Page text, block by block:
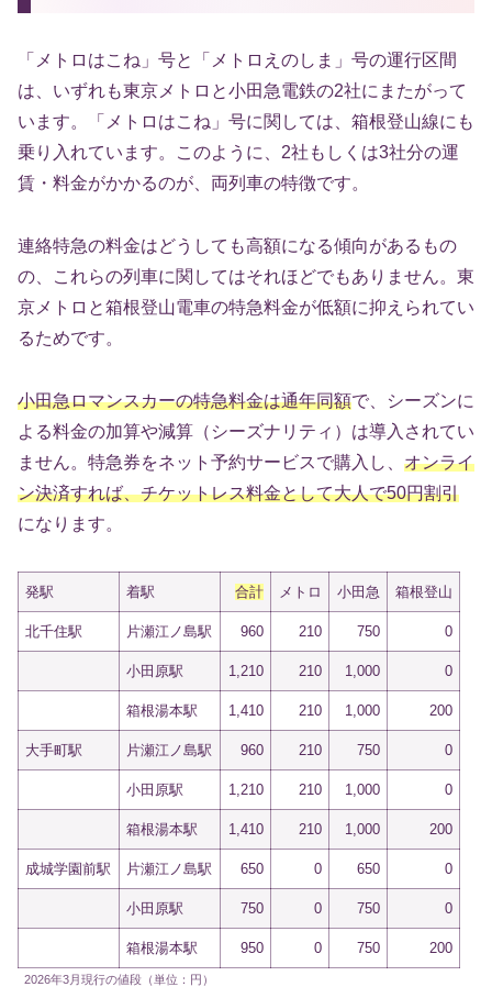
「メトロはこね」号と「メトロえのしま」号の運行区間
は、いずれも東京メトロと小田急電鉄の2社にまたがって
います。「メトロはこね」号に関しては、箱根登山線にも
乗り入れています。このように、2社もしくは3社分の運
賃・料金がかかるのが、両列車の特徴です。
連絡特急の料金はどうしても高額になる傾向があるもの
の、これらの列車に関してはそれほどでもありません。東
京メトロと箱根登山電車の特急料金が低額に抑えられてい
るためです。
小田急ロマンスカーの特急料金は通年同額で、シーズンに
よる料金の加算や減算（シーズナリティ）は導入されてい
ません。特急券をネット予約サービスで購入し、 オンライ
ン決済すれば、チケットレス料金として大人で50円割引
になります。
発駅 着駅 合計 メトロ 小田急 箱根登山
北千住駅 片瀬江ノ島駅 960 210 750 0
小田原駅 1,210 210 1,000 0
箱根湯本駅 1,410 210 1,000 200
大手町駅 片瀬江ノ島駅 960 210 750 0
小田原駅 1,210 210 1,000 0
箱根湯本駅 1,410 210 1,000 200
成城学園前駅 片瀬江ノ島駅 650 0 650 0
小田原駅 750 0 750 0
箱根湯本駅 950 0 750 200
2026年3月現行の値段（単位：円）